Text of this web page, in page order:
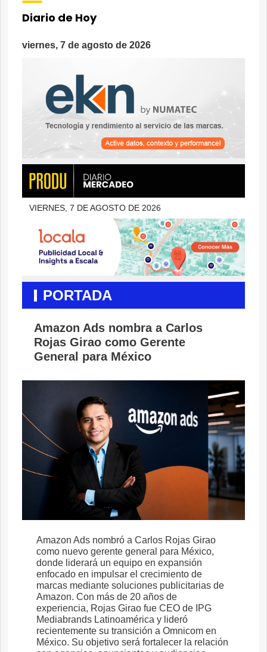
Diario de Hoy
viernes, 7 de agosto de 2026